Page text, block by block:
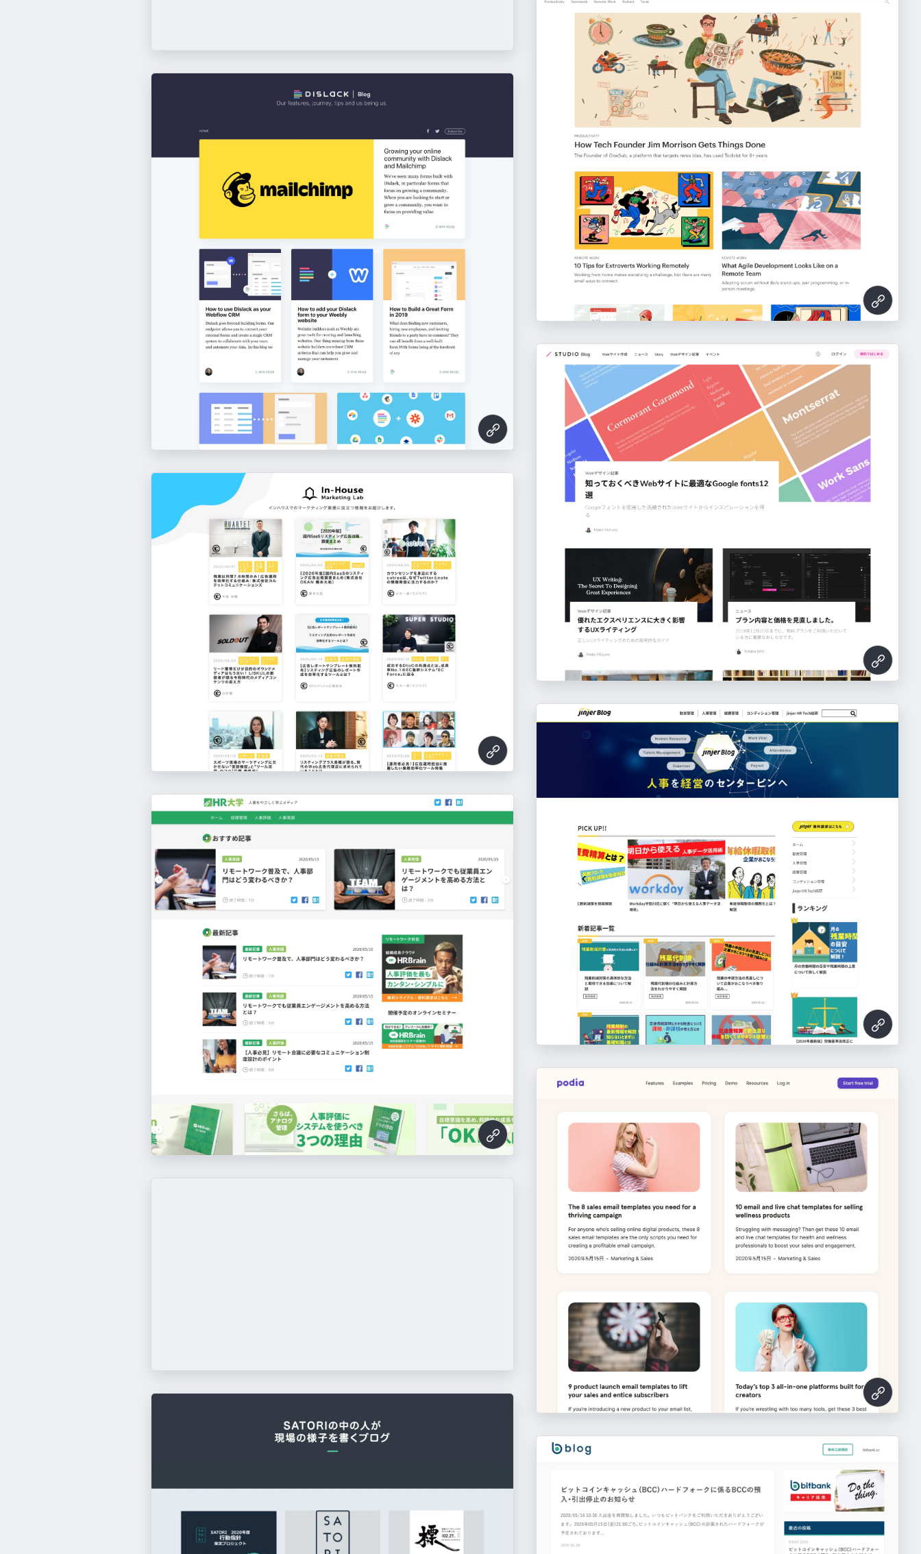
https://lp.fanp.me/
このサイトのパーツ一覧へ
https://hicustomer.jp/
このサイトのパーツ一覧へ
https://todoist.com/ja/home
このサイトのパーツ一覧へ
https://dislack.com/
このサイトのパーツ一覧へ
https://studio.design/ja
このサイトのパーツ一覧へ
Shirofune https://shirofune.com/
https://hcm-jinjer.com/jinji/
このサイトのパーツ一覧へ
https://www.hrbrain.jp/
このサイトのパーツ一覧へ
https://www.podia.com/
このサイトのパーツ一覧へ
https://satori.marketing/
このサイトのパーツ一覧へ
https://bitbank.cc/
このサイトのパーツ一覧へ
株式会社ヒカリナ https://hikarina.co.jp/
このサイトのパーツ一覧へ
https://toggl.com/
このサイトのパーツ一覧へ
RECEPTIONIST https://receptionist.jp/
このサイトのパーツ一覧へ
https://wovn.io/ja/
このサイトのパーツ一覧へ
Chatwork https://go.chatwork.com/ja/
このサイトのパーツ一覧へ
https://jp.ub-speeda.com/
このサイトのパーツ一覧へ
https://airtable.com/
このサイトのパーツ一覧へ